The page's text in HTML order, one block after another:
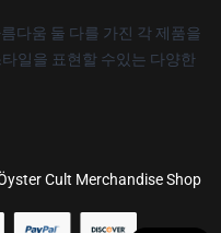
다움 둘 다를 가진 각 제품을
일을 표현할 수있는 다양한
Cult Merchandise Shop